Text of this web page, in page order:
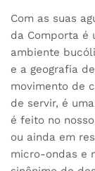
Com as suas
da Comporta é
ambiente
e a geografia
movimento de
de servir, é
é feito no
ou ainda em
micro-ondas e